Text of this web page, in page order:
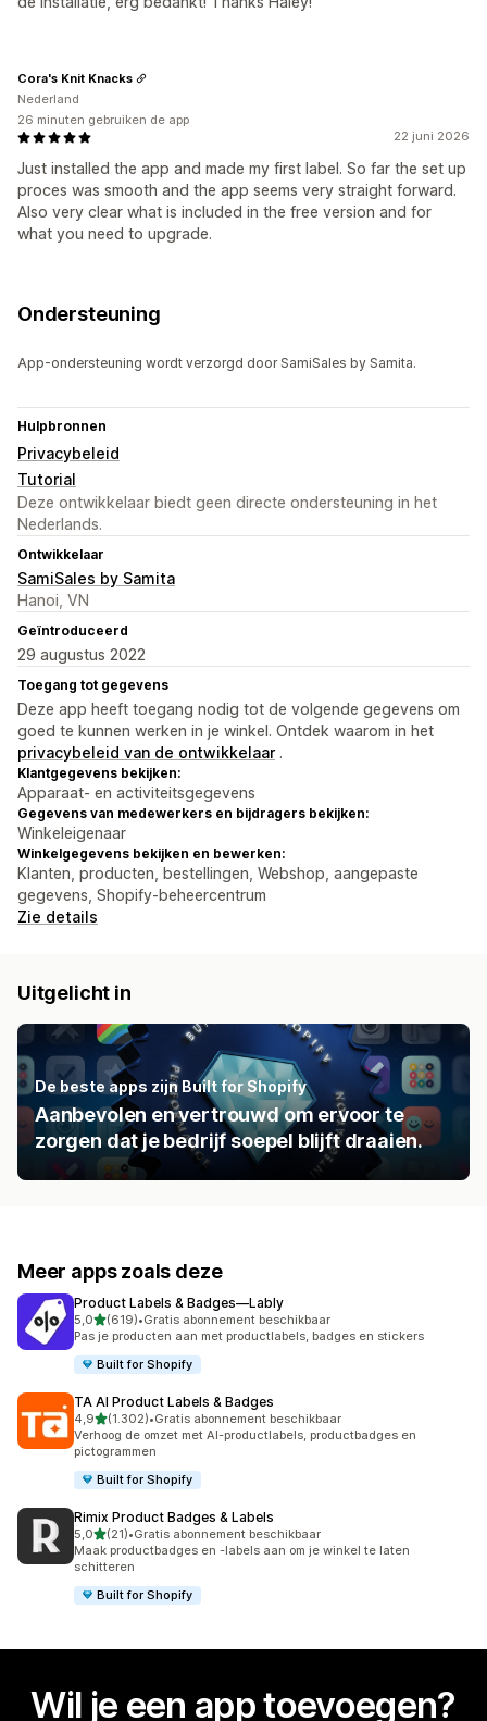
22 juni 2026
Just installed the app and made my first label. So far the set up
proces was smooth and the app seems very straight forward.
Also very clear what is included in the free version and for
what you need to upgrade.
Cora's Knit Knacks
Nederland
26 minuten gebruiken de app
Ondersteuning
App-ondersteuning wordt verzorgd door SamiSales by Samita.
Hulpbronnen
Privacybeleid
Tutorial
Deze ontwikkelaar biedt geen directe ondersteuning in het
Nederlands.
Ontwikkelaar
SamiSales by Samita
Hanoi, VN
Geïntroduceerd
29 augustus 2022
Toegang tot gegevens
Deze app heeft toegang nodig tot de volgende gegevens om
goed te kunnen werken in je winkel. Ontdek waarom in het
privacybeleid van de ontwikkelaar .
Klantgegevens bekijken:
Apparaat- en activiteitsgegevens
Gegevens van medewerkers en bijdragers bekijken:
Winkeleigenaar
Winkelgegevens bekijken en bewerken:
Klanten, producten, bestellingen, Webshop, aangepaste
gegevens, Shopify-beheercentrum
Zie details
Uitgelicht in
De beste apps zijn Built for Shopify
Aanbevolen en vertrouwd om ervoor te
zorgen dat je bedrijf soepel blijft draaien.
Meer apps zoals deze
Product Labels & Badges—Lably
5,0van 5 sterren
(619)
619 recensies in totaal
•Gratis abonnement beschikbaar
Pas je producten aan met productlabels, badges en stickers
Built for Shopify
TA AI Product Labels & Badges
4,9van 5 sterren
(1.302)
1302 recensies in totaal
•Gratis abonnement beschikbaar
Verhoog de omzet met AI-productlabels, productbadges en
pictogrammen
Built for Shopify
Rimix Product Badges & Labels
5,0van 5 sterren
(21)
21 recensies in totaal
•Gratis abonnement beschikbaar
Maak productbadges en -labels aan om je winkel te laten
schitteren
Built for Shopify
Wil je een app toevoegen?